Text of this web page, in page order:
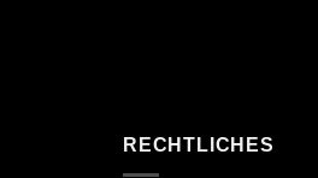
RECHTLICHES